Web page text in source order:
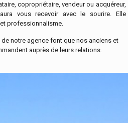
copropriétaire, vendeur ou acquéreur,
vous recevoir avec le sourire. Elle
professionnalisme.
notre agence font que nos anciens et
auprès de leurs relations.